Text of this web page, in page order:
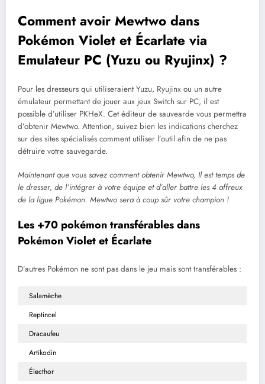
Comment avoir Mewtwo dans
Pokémon Violet et Écarlate via
Emulateur PC (Yuzu ou Ryujinx) ?
Pour les dresseurs qui utiliseraient Yuzu, Ryujinx ou un autre
émulateur permettant de jouer aux jeux Switch sur PC, il est
possible d’utiliser PKHeX. Cet éditeur de sauvearde vous permettra
d’obtenir Mewtwo. Attention, suivez bien les indications cherchez
sur des sites spécialisés comment utiliser l’outil afin de ne pas
détruire votre sauvegarde.
Maintenant que vous savez comment obtenir Mewtwo, Il est temps de
le dresser, de l’intégrer à votre équipe et d’aller battre les 4 affreux
de la ligue Pokémon. Mewtwo sera à coup sûr votre champion !
Les +70 pokémon transférables dans
Pokémon Violet et Écarlate
D’autres Pokémon ne sont pas dans le jeu mais sont transférables :
Salamèche
Reptincel
Dracaufeu
Artikodin
Électhor